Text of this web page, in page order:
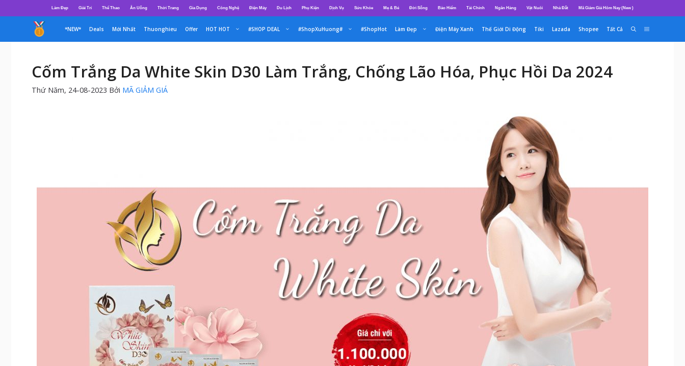
đến
dung
Làm Đẹp Giải Trí Thể Thao Ăn Uống Thời Trang Gia Dụng Công Nghệ Điện Máy Du Lịch Phụ Kiện Dịch Vụ Sức Khỏe Mẹ & Bé Đời Sống Bảo Hiểm Tài Chính Ngân Hàng Vật Nuôi Nhà Đất Mã Giảm Giá Hôm Nay (New )
*NEW* Deals Mới Nhất Thuonghieu Offer HOT HOT #SHOP DEAL #ShopXuHuong# #ShopHot Làm Đẹp Điện Máy Xanh Thế Giới Di Động Tiki Lazada Shopee Tất Cả
Cốm Trắng Da White Skin D30 Làm Trắng, Chống Lão Hóa, Phục Hồi Da 2024
Thứ Năm, 24-08-2023 Bởi MÃ GIẢM GIÁ